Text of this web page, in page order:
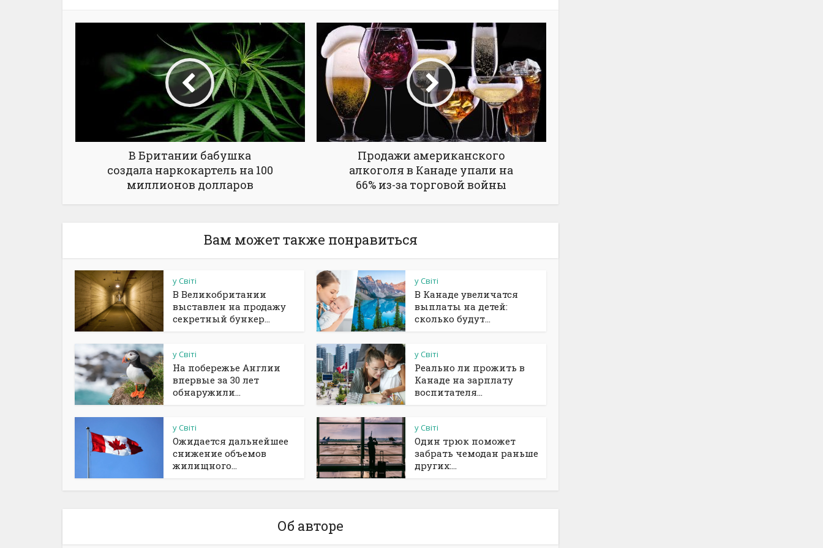
В Британии бабушка
создала наркокартель на 100
миллионов долларов
Продажи американского
алкоголя в Канаде упали на
66% из-за торговой войны
Вам может также понравиться
у Світі
В Великобритании
выставлен на продажу
секретный бункер...
у Світі
В Канаде увеличатся
выплаты на детей:
сколько будут...
у Світі
На побережье Англии
впервые за 30 лет
обнаружили...
у Світі
Реально ли прожить в
Канаде на зарплату
воспитателя...
у Світі
Ожидается дальнейшее
снижение объемов
жилищного...
у Світі
Один трюк поможет
забрать чемодан раньше
других:...
Об авторе